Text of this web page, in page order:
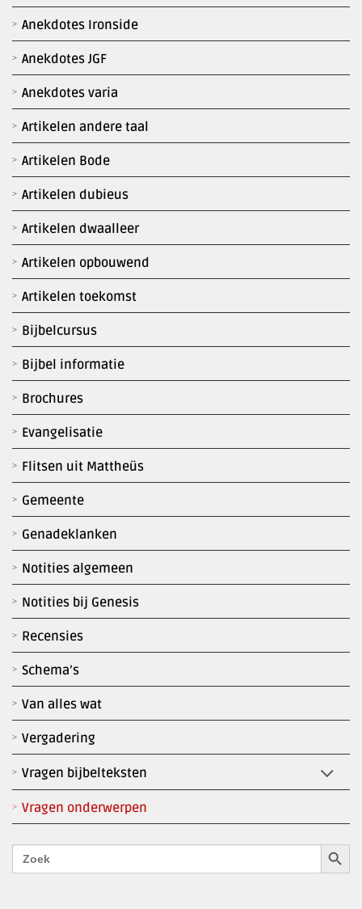
Anekdotes Ironside
Anekdotes JGF
Anekdotes varia
Artikelen andere taal
Artikelen Bode
Artikelen dubieus
Artikelen dwaalleer
Artikelen opbouwend
Artikelen toekomst
Bijbelcursus
Bijbel informatie
Brochures
Evangelisatie
Flitsen uit Mattheüs
Gemeente
Genadeklanken
Notities algemeen
Notities bij Genesis
Recensies
Schema’s
Van alles wat
Vergadering
Vragen bijbelteksten
Vragen onderwerpen
Zoek
naar: